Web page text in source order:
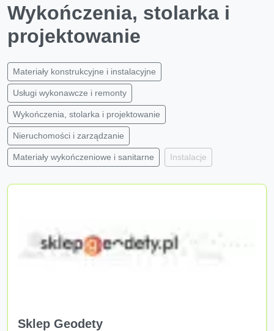
Wykończenia, stolarka i
projektowanie
Materiały konstrukcyjne i instalacyjne
Usługi wykonawcze i remonty
Wykończenia, stolarka i projektowanie
Nieruchomości i zarządzanie
Materiały wykończeniowe i sanitarne Instalacje
Sklep Geodety